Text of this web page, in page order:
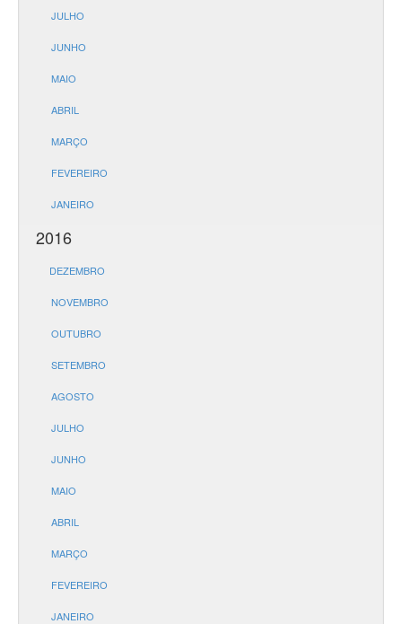
JULHO
JUNHO
MAIO
ABRIL
MARÇO
FEVEREIRO
JANEIRO
2016
DEZEMBRO
NOVEMBRO
OUTUBRO
SETEMBRO
AGOSTO
JULHO
JUNHO
MAIO
ABRIL
MARÇO
FEVEREIRO
JANEIRO